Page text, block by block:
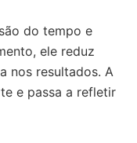
do tempo e
ele reduz
nos resultados. A
e passa a refletir